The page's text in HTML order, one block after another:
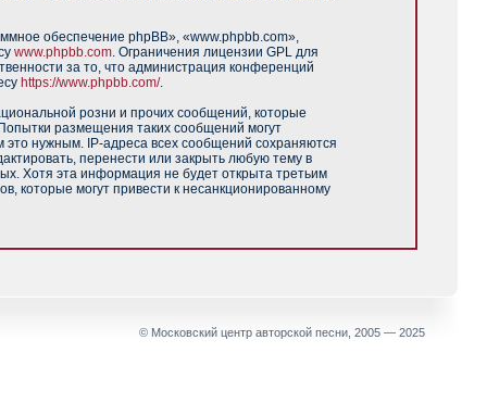
обеспечение phpBB», «www.phpbb.com»,
www.phpbb.com. Ограничения лицензии GPL для
за то, что администрация конференций
https://www.phpbb.com/.
розни и прочих сообщений, которые
размещения таких сообщений могут
нужным. IP-адреса всех сообщений сохраняются
перенести или закрыть любую тему в
Хотя эта информация не будет открыта третьим
которые могут привести к несанкционированному
© Московский центр авторской песни, 2005 — 2025